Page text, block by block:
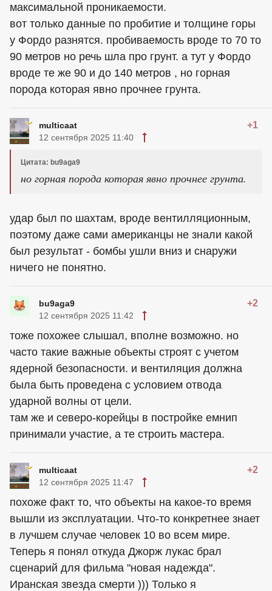
максимальной проникаемости.
вот только данные по пробитие и толщине горы
у Фордо разнятся. пробиваемость вроде то 70 то
90 метров но речь шла про грунт. а тут у Фордо
вроде те же 90 и до 140 метров , но горная
порода которая явно прочнее грунта.
multicaat +1
12 сентября 2025 11:40
Цитата: bu9aga9
но горная порода которая явно прочнее грунта.
удар был по шахтам, вроде вентилляционным,
поэтому даже сами американцы не знали какой
был результат - бомбы ушли вниз и снаружи
ничего не понятно.
bu9aga9 +2
12 сентября 2025 11:42
тоже похожее слышал, вполне возможно. но
часто такие важные объекты строят с учетом
ядерной безопасности. и вентиляция должна
была быть проведена с условием отвода
ударной волны от цели.
там же и северо-корейцы в постройке емнип
принимали участие, а те строить мастера.
multicaat +2
12 сентября 2025 11:47
похоже факт то, что объекты на какое-то время
вышли из эксплуатации. Что-то конкретнее знает
в лучшем случае человек 10 во всем мире.
Теперь я понял откуда Джорж лукас брал
сценарий для фильма "новая надежда".
Иранская звезда смерти ))) Только я